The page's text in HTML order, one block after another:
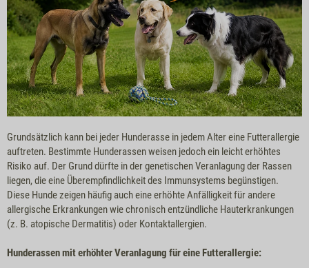
Grundsätzlich kann bei jeder Hunderasse in jedem Alter eine Futterallergie
auftreten. Bestimmte Hunderassen weisen jedoch ein leicht erhöhtes
Risiko auf. Der Grund dürfte in der genetischen Veranlagung der Rassen
liegen, die eine Überempfindlichkeit des Immunsystems begünstigen.
Diese Hunde zeigen häufig auch eine erhöhte Anfälligkeit für andere
allergische Erkrankungen wie chronisch entzündliche Hauterkrankungen
(z. B. atopische Dermatitis) oder Kontaktallergien.
Hunderassen mit erhöhter Veranlagung für eine Futterallergie: